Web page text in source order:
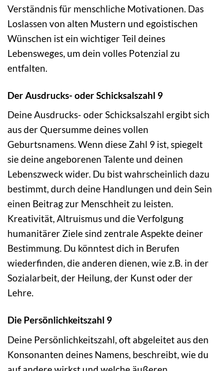
Verständnis für menschliche Motivationen. Das
Loslassen von alten Mustern und egoistischen
Wünschen ist ein wichtiger Teil deines
Lebensweges, um dein volles Potenzial zu
entfalten.
Der Ausdrucks- oder Schicksalszahl 9
Deine Ausdrucks- oder Schicksalszahl ergibt sich
aus der Quersumme deines vollen
Geburtsnamens. Wenn diese Zahl 9 ist, spiegelt
sie deine angeborenen Talente und deinen
Lebenszweck wider. Du bist wahrscheinlich dazu
bestimmt, durch deine Handlungen und dein Sein
einen Beitrag zur Menschheit zu leisten.
Kreativität, Altruismus und die Verfolgung
humanitärer Ziele sind zentrale Aspekte deiner
Bestimmung. Du könntest dich in Berufen
wiederfinden, die anderen dienen, wie z.B. in der
Sozialarbeit, der Heilung, der Kunst oder der
Lehre.
Die Persönlichkeitszahl 9
Deine Persönlichkeitszahl, oft abgeleitet aus den
Konsonanten deines Namens, beschreibt, wie du